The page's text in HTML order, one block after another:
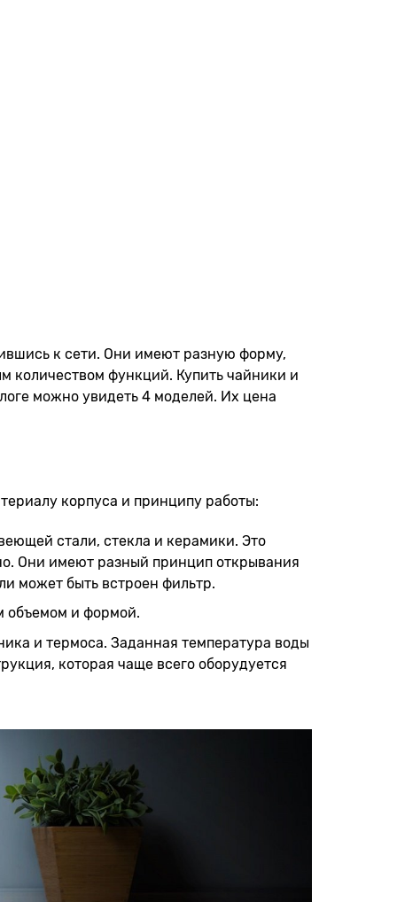
к сети. Они имеют разную форму,
количеством функций. Купить чайники и
можно увидеть 4 моделей. Их цена
корпуса и принципу работы:
стали, стекла и керамики. Это
Они имеют разный принцип открывания
может быть встроен фильтр.
объемом и формой.
и термоса. Заданная температура воды
которая чаще всего оборудуется